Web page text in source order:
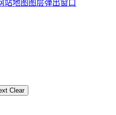
站地图图层弹出窗口
Clear